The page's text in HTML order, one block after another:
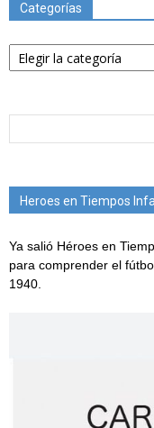
Categorías
Categorías
Heroes en Tiempos
Ya salió Héroes en
para comprender el
1940.